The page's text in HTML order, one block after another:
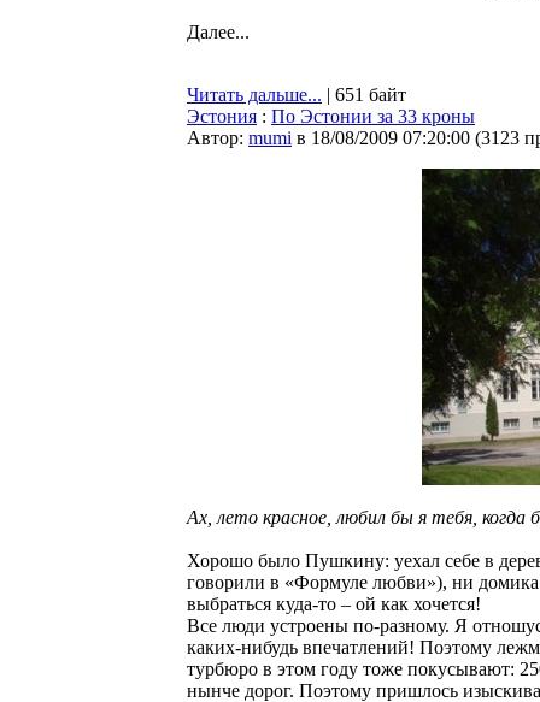
Далее...
Читать дальше... | 651 байт
Эстония : По Эстонии за 33 кроны
Автор: mumi в 18/08/2009 07:20:00 (3123
Ах, лето красное, любил бы я тебя, когда
Хорошо было Пушкину: уехал себе в
говорили в «Формуле любви»), ни
выбраться куда-то – ой как хочется!
Все люди устроены по-разному. Я
каких-нибудь впечатлений! Поэтому
турбюро в этом году тоже покусывают:
нынче дорог. Поэтому пришлось